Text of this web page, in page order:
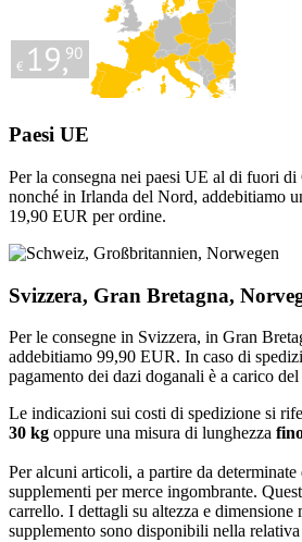
Paesi UE
Per la consegna nei paesi UE al di fuori di
nonché in Irlanda del Nord, addebitiamo
19,90 EUR per ordine.
Svizzera, Gran Bretagna,
Per le consegne in Svizzera, in Gran
addebitiamo 99,90 EUR. In caso di
pagamento dei dazi doganali è a carico
Le indicazioni sui costi di spedizione si
30 kg oppure una misura di lunghezza
Per alcuni articoli, a partire da
supplementi per merce ingombrante.
carrello. I dettagli su altezza e dimensione
supplemento sono disponibili nella